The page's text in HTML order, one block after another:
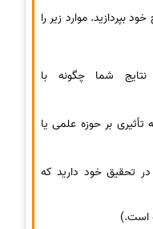
بپردازید. موارد زیر را
نتایج شما چگونه با
بر حوزه علمی یا
تحقیق خود دارید که